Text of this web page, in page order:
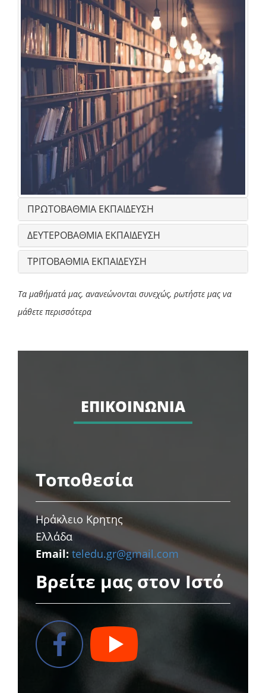
ΠΡΩΤΟΒΑΘΜΙΑ ΕΚΠΑΙΔΕΥΣΗ
ΔΕΥΤΕΡΟΒΑΘΜΙΑ ΕΚΠΑΙΔΕΥΣΗ
ΤΡΙΤΟΒΑΘΜΙΑ ΕΚΠΑΙΔΕΥΣΗ
Τα μαθήματά μας, ανανεώνονται συνεχώς, ρωτήστε μας να
μάθετε περισσότερα
ΕΠΙΚΟΙΝΩΝΙΑ
Τοποθεσία
Ηράκλειο Κρητης
Ελλάδα
Email: teledu.gr@gmail.com
Βρείτε μας στον Ιστό